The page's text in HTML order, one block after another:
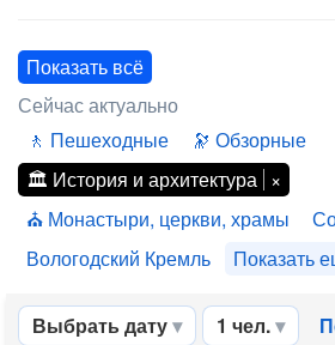
Показать всё
Сейчас актуально
Пешеходные
Обзорные
История и архитектура
Монастыри, церкви, храмы
Вологодский Кремль
Показать
Выбрать дату 1 чел.